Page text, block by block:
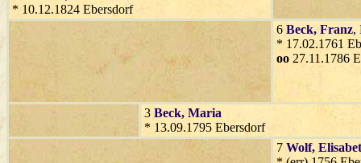
* 10.12.1824 Ebersdorf
6 Beck, Franz,
* 17.02.1761
oo 27.11.1786
3 Beck, Maria
* 13.09.1795 Ebersdorf
7 Wolf,